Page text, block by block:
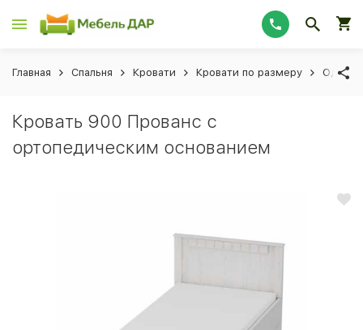
Главная Спальня Кровати Кровати по размеру
Кровать 900 Прованс с
ортопедическим основанием